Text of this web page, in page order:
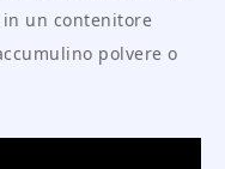
un contenitore
polvere o